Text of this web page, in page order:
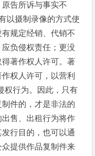
告所诉与事实不
以摄制录像的方式使
规定经销、代销不
负侵权责任；更没
著作权人许可。著
权人许可，以营利
权行为。因此，只有
件的，才是非法的
售、出租行为将作
行目的，也可以通
提供作品复制件来